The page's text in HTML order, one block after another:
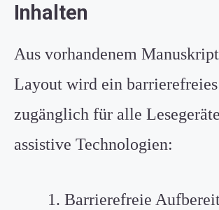
Inhalten
Aus vorhandenem
Layout wird ein
zugänglich für alle
assistive Technologien:
Barrierefreie